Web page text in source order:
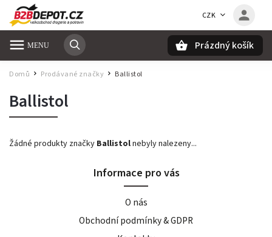
CZK
Prázdný košík
Domů / Prodávané značky / Ballistol
Ballistol
Žádné produkty značky Ballistolnebyly nalezeny...
Informace pro vás
O nás
Obchodní podmínky & GDPR